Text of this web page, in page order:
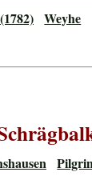
Weyhe